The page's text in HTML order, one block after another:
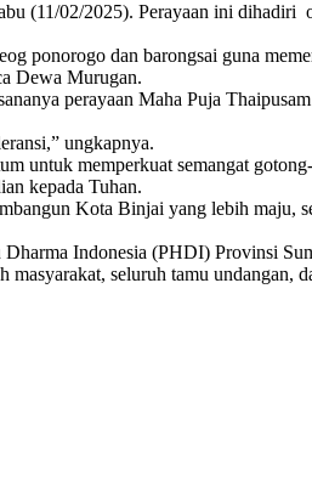
(11/02/2025). Perayaan ini dihadiri
ponorogo dan barongsai guna
Dewa Murugan.
perayaan Maha Puja
ungkapnya.
untuk memperkuat semangat
kepada Tuhan.
Kota Binjai yang lebih maju,
Indonesia (PHDI) Provinsi
seluruh tamu undangan,